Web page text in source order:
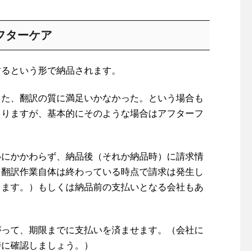
ターケア
という形で納品されます。
、翻訳の質に満足いかなかった。という場合も
ますが、基本的にそのような場合はアフターフ
かかわらず、納品後（それか納品時）に請求情
訳作業自体は終わっている時点で請求は発生し
す。）もしくは納品前の支払いとなる会社もあ
て、期限までに支払いを済ませます。（会社に
確認しましょう。）